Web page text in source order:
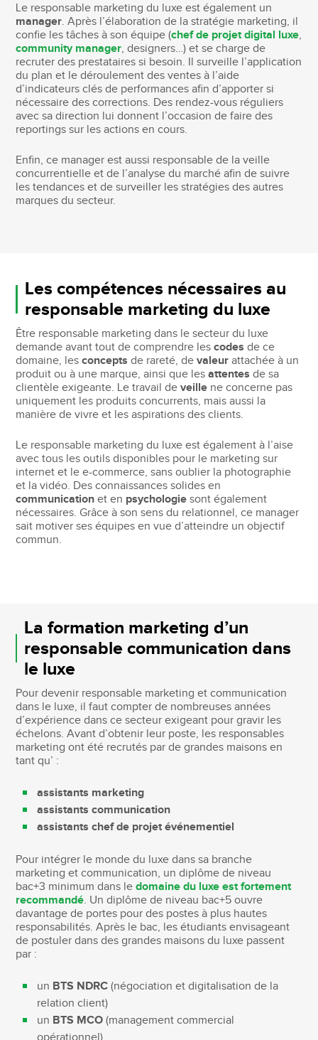
Le responsable marketing du luxe est également un
manager. Après l’élaboration de la stratégie marketing, il
confie les tâches à son équipe (chef de projet digital luxe,
community manager, designers…) et se charge de
recruter des prestataires si besoin. Il surveille l’application
du plan et le déroulement des ventes à l’aide
d’indicateurs clés de performances afin d’apporter si
nécessaire des corrections. Des rendez-vous réguliers
avec sa direction lui donnent l’occasion de faire des
reportings sur les actions en cours.
Enfin, ce manager est aussi responsable de la veille
concurrentielle et de l’analyse du marché afin de suivre
les tendances et de surveiller les stratégies des autres
marques du secteur.
Les compétences nécessaires au
responsable marketing du luxe
Être responsable marketing dans le secteur du luxe
demande avant tout de comprendre lescodes de ce
domaine, lesconcepts de rareté, devaleur attachée à un
produit ou à une marque, ainsi que lesattentes de sa
clientèle exigeante. Le travail deveille ne concerne pas
uniquement les produits concurrents, mais aussi la
manière de vivre et les aspirations des clients.
Le responsable marketing du luxe est également à l’aise
avec tous les outils disponibles pour le marketing sur
internet et le e-commerce, sans oublier la photographie
et la vidéo. Des connaissances solides en
communication et en psychologie sont également
nécessaires. Grâce à son sens du relationnel, ce manager
sait motiver ses équipes en vue d’atteindre un objectif
commun.
La formation marketing d’un
responsable communication dans
le luxe
Pour devenir responsable marketing et communication
dans le luxe, il faut compter de nombreuses années
d’expérience dans ce secteur exigeant pour gravir les
échelons. Avant d’obtenir leur poste, les responsables
marketing ont été recrutés par de grandes maisons en
tant qu’ :
assistants marketing
assistants communication
assistants chef de projet événementiel
Pour intégrer le monde du luxe dans sa branche
marketing et communication, un diplôme de niveau
bac+3 minimum dans ledomaine du luxe est fortement
recommandé. Un diplôme de niveau bac+5 ouvre
davantage de portes pour des postes à plus hautes
responsabilités. Après le bac, les étudiants envisageant
de postuler dans des grandes maisons du luxe passent
par :
un BTS NDRC (négociation et digitalisation de la
relation client)
un BTS MCO (management commercial